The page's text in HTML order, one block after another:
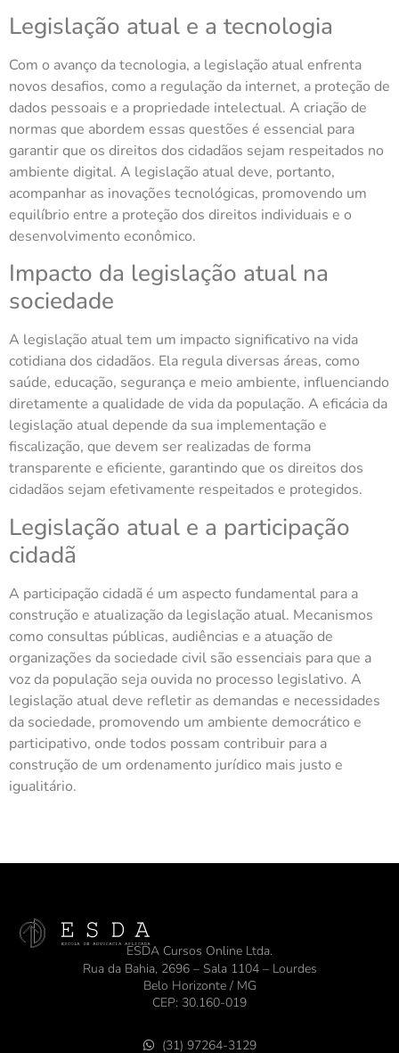
Legislação atual e a tecnologia
Com o avanço da tecnologia, a legislação atual enfrenta
novos desafios, como a regulação da internet, a proteção de
dados pessoais e a propriedade intelectual. A criação de
normas que abordem essas questões é essencial para
garantir que os direitos dos cidadãos sejam respeitados no
ambiente digital. A legislação atual deve, portanto,
acompanhar as inovações tecnológicas, promovendo um
equilíbrio entre a proteção dos direitos individuais e o
desenvolvimento econômico.
Impacto da legislação atual na
sociedade
A legislação atual tem um impacto significativo na vida
cotidiana dos cidadãos. Ela regula diversas áreas, como
saúde, educação, segurança e meio ambiente, influenciando
diretamente a qualidade de vida da população. A eficácia da
legislação atual depende da sua implementação e
fiscalização, que devem ser realizadas de forma
transparente e eficiente, garantindo que os direitos dos
cidadãos sejam efetivamente respeitados e protegidos.
Legislação atual e a participação
cidadã
A participação cidadã é um aspecto fundamental para a
construção e atualização da legislação atual. Mecanismos
como consultas públicas, audiências e a atuação de
organizações da sociedade civil são essenciais para que a
voz da população seja ouvida no processo legislativo. A
legislação atual deve refletir as demandas e necessidades
da sociedade, promovendo um ambiente democrático e
participativo, onde todos possam contribuir para a
construção de um ordenamento jurídico mais justo e
igualitário.
ESDA Cursos Online Ltda.
Rua da Bahia, 2696 – Sala 1104 – Lourdes
Belo Horizonte / MG
CEP: 30.160-019
(31) 97264-3129